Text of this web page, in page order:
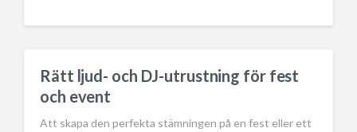
s
a
t
e
Rätt ljud- och DJ-utrustning för fest
och event
Att skapa den perfekta stämningen på en fest eller ett